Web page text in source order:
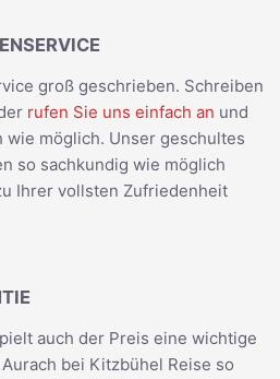
groß geschrieben. Schreiben
rufen Sie uns einfach an und
möglich. Unser geschultes
so sachkundig wie möglich
Ihrer vollsten Zufriedenheit
auch der Preis eine wichtige
bei Kitzbühel Reise so